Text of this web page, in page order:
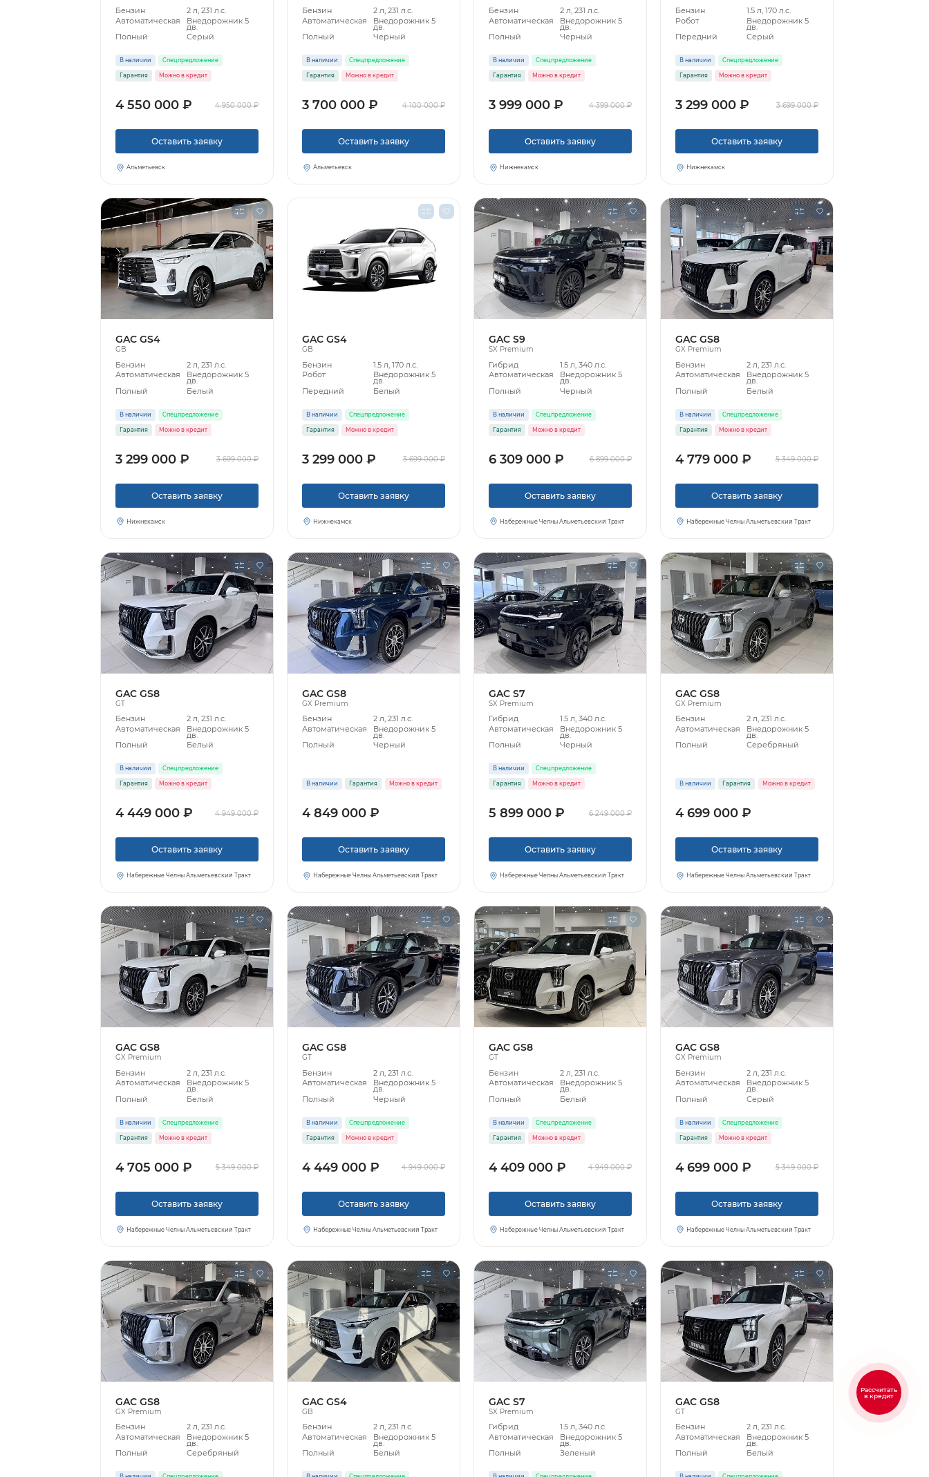
Бензин
2 л, 231 л.с.
Автоматическая
Внедорожник 5
дв.
Полный
Серый
В наличии Спецпредложение
Гарантия Можно в кредит
4 550 000 ₽ 4 950 000 ₽
Оставить заявку
Альметьевск
Бензин
2 л, 231 л.с.
Автоматическая
Внедорожник 5
дв.
Полный
Черный
В наличии Спецпредложение
Гарантия Можно в кредит
3 700 000 ₽ 4 100 000 ₽
Оставить заявку
Альметьевск
Бензин
2 л, 231 л.с.
Автоматическая
Внедорожник 5
дв.
Полный
Черный
В наличии Спецпредложение
Гарантия Можно в кредит
3 999 000 ₽ 4 399 000 ₽
Оставить заявку
Нижнекамск
Бензин
1.5 л, 170 л.с.
Робот
Внедорожник 5
дв.
Передний
Серый
В наличии Спецпредложение
Гарантия Можно в кредит
3 299 000 ₽ 3 699 000 ₽
Оставить заявку
Нижнекамск
GAC GS4
GB
Бензин
2 л, 231 л.с.
Автоматическая
Внедорожник 5
дв.
Полный
Белый
В наличии Спецпредложение
Гарантия Можно в кредит
3 299 000 ₽ 3 699 000 ₽
Оставить заявку
Нижнекамск
GAC GS4
GB
Бензин
1.5 л, 170 л.с.
Робот
Внедорожник 5
дв.
Передний
Белый
В наличии Спецпредложение
Гарантия Можно в кредит
3 299 000 ₽ 3 699 000 ₽
Оставить заявку
Нижнекамск
GAC S9
SX Premium
Гибрид
1.5 л, 340 л.с.
Автоматическая
Внедорожник 5
дв.
Полный
Черный
В наличии Спецпредложение
Гарантия Можно в кредит
6 309 000 ₽ 6 899 000 ₽
Оставить заявку
Набережные Челны Альметьевский Тракт
GAC GS8
GX Premium
Бензин
2 л, 231 л.с.
Автоматическая
Внедорожник 5
дв.
Полный
Белый
В наличии Спецпредложение
Гарантия Можно в кредит
4 779 000 ₽ 5 349 000 ₽
Оставить заявку
Набережные Челны Альметьевский Тракт
GAC GS8
GT
Бензин
2 л, 231 л.с.
Автоматическая
Внедорожник 5
дв.
Полный
Белый
В наличии Спецпредложение
Гарантия Можно в кредит
4 449 000 ₽ 4 949 000 ₽
Оставить заявку
Набережные Челны Альметьевский Тракт
GAC GS8
GX Premium
Бензин
2 л, 231 л.с.
Автоматическая
Внедорожник 5
дв.
Полный
Черный
В наличии Гарантия Можно в кредит
4 849 000 ₽
Оставить заявку
Набережные Челны Альметьевский Тракт
GAC S7
SX Premium
Гибрид
1.5 л, 340 л.с.
Автоматическая
Внедорожник 5
дв.
Полный
Черный
В наличии Спецпредложение
Гарантия Можно в кредит
5 899 000 ₽ 6 249 000 ₽
Оставить заявку
Набережные Челны Альметьевский Тракт
GAC GS8
GX Premium
Бензин
2 л, 231 л.с.
Автоматическая
Внедорожник 5
дв.
Полный
Серебряный
В наличии Гарантия Можно в кредит
4 699 000 ₽
Оставить заявку
Набережные Челны Альметьевский Тракт
GAC GS8
GX Premium
Бензин
2 л, 231 л.с.
Автоматическая
Внедорожник 5
дв.
Полный
Белый
В наличии Спецпредложение
Гарантия Можно в кредит
4 705 000 ₽ 5 349 000 ₽
Оставить заявку
Набережные Челны Альметьевский Тракт
GAC GS8
GT
Бензин
2 л, 231 л.с.
Автоматическая
Внедорожник 5
дв.
Полный
Черный
В наличии Спецпредложение
Гарантия Можно в кредит
4 449 000 ₽ 4 949 000 ₽
Оставить заявку
Набережные Челны Альметьевский Тракт
GAC GS8
GT
Бензин
2 л, 231 л.с.
Автоматическая
Внедорожник 5
дв.
Полный
Белый
В наличии Спецпредложение
Гарантия Можно в кредит
4 409 000 ₽ 4 949 000 ₽
Оставить заявку
Набережные Челны Альметьевский Тракт
GAC GS8
GX Premium
Бензин
2 л, 231 л.с.
Автоматическая
Внедорожник 5
дв.
Полный
Серый
В наличии Спецпредложение
Гарантия Можно в кредит
4 699 000 ₽ 5 349 000 ₽
Оставить заявку
Набережные Челны Альметьевский Тракт
GAC GS8
GX Premium
Бензин
2 л, 231 л.с.
Автоматическая
Внедорожник 5
дв.
Полный
Серебряный
GAC GS4
GB
Бензин
2 л, 231 л.с.
Автоматическая
Внедорожник 5
дв.
Полный
Белый
GAC S7
SX Premium
Гибрид
1.5 л, 340 л.с.
Автоматическая
Внедорожник 5
дв.
Полный
Зеленый
GAC GS8
GT
Бензин
2 л, 231 л.с.
Автоматическая
Внедорожник 5
дв.
Полный
Белый
Рассчитать
в кредит